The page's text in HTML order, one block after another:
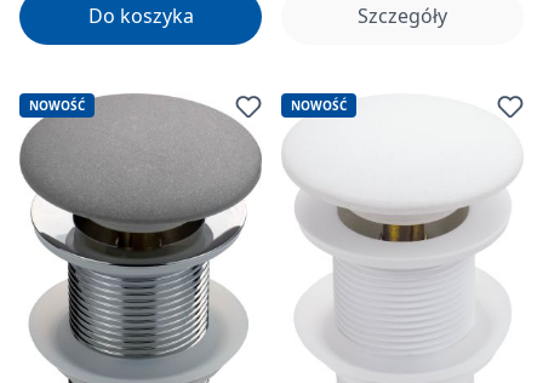
Do koszyka Szczegóły
NOWOŚĆ NOWOŚĆ